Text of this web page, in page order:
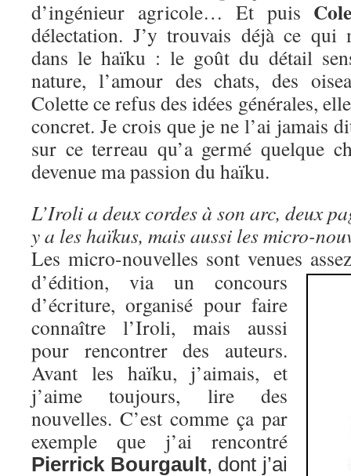
d’ingénieur agricole… Et puis
délectation. J’y trouvais déjà ce qui
dans le haïku : le goût du détail
nature, l’amour des chats, des
Colette ce refus des idées générales,
concret. Je crois que je ne l’ai jamais
sur ce terreau qu’a germé quelque
devenue ma passion du haïku.
L’Iroli a deux cordes à son arc, deux
y a les haïkus, mais aussi les micro-
Les micro-nouvelles sont venues
d’édition, via un concours
d’écriture, organisé pour faire
connaître l’Iroli, mais aussi
pour rencontrer des auteurs.
Avant les haïku, j’aimais, et
j’aime toujours, lire des
nouvelles. C’est comme ça par
exemple que j’ai rencontré
Pierrick Bourgault, dont j’ai